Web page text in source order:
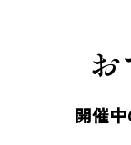
サフ
ラム
ふれあ
開催